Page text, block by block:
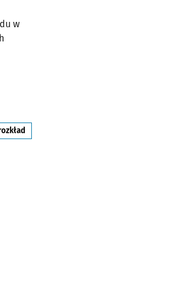
w
nr 126